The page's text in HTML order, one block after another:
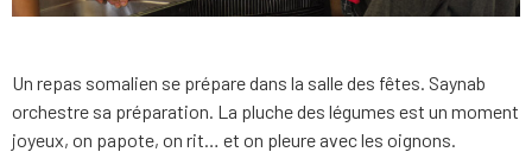
Un repas somalien se prépare dans la salle des fêtes. Saynab
orchestre sa préparation. La pluche des légumes est un moment
joyeux, on papote, on rit… et on pleure avec les oignons.